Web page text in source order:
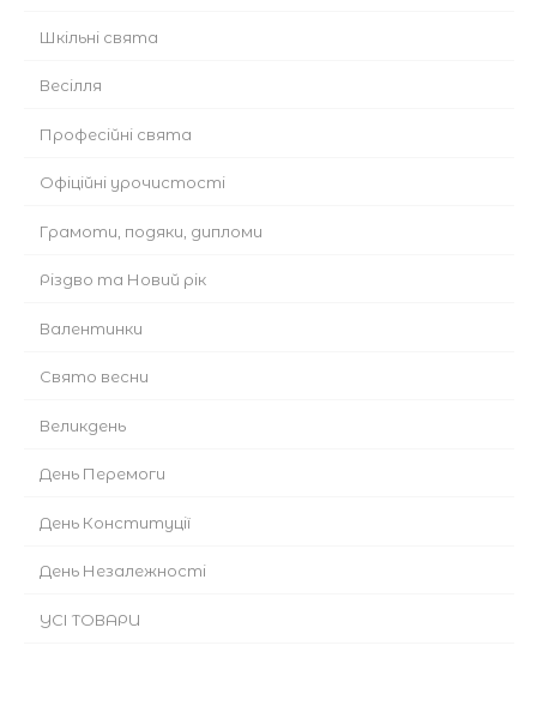
Шкільні свята
Весілля
Професійні свята
Офіційні урочистості
Грамоти, подяки, дипломи
Різдво та Новий рік
Валентинки
Cвято весни
Великдень
День Перемоги
День Конституції
День Незалежності
УСІ ТОВАРИ